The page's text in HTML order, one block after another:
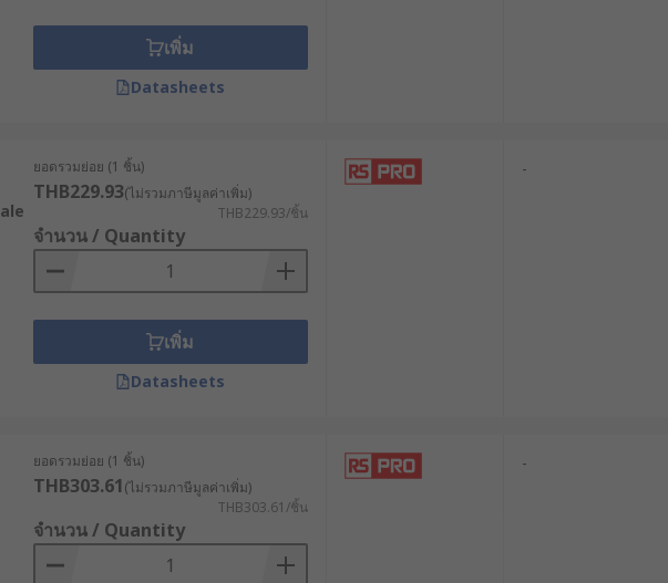
านของพัดลมโบลเวอร์ไปยังศูนย์ควบคุมกลาง ทำให้วิศวกร
ทำให้ระบบควบคุมพัดลมโบลเวอร์ทำงานได้อย่าง
ณภาพสูง
ระดับโลก เช่น RS PRO, Radiall และ Samtec ครอบคลุม
ห้คำปรึกษาด้านการเลือกผลิตภัณฑ์ที่เหมาะกับความต้องการ
เราเพื่อเลือกหัวปลั๊กที่เหมาะกับอุตสาหกรรมของคุณได้แล้ว
เพิ่ม
Datasheets
ยอดรวมย่อย (1 ชิ้น)
THB229.93(ไม่รวมภาษีมูลค่าเพิ่ม)
THB229.93/ชิ้น
จำนวน / Quantity
เพิ่ม
Datasheets
-
ยอดรวมย่อย (1 ชิ้น)
THB303.61(ไม่รวมภาษีมูลค่าเพิ่ม)
THB303.61/ชิ้น
จำนวน / Quantity
-